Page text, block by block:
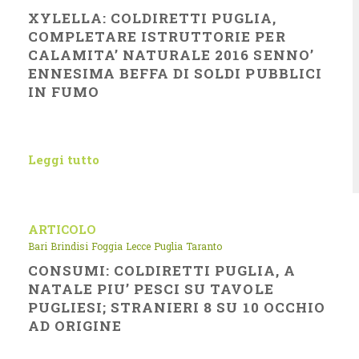
XYLELLA: COLDIRETTI PUGLIA,
COMPLETARE ISTRUTTORIE PER
CALAMITA’ NATURALE 2016 SENNO’
ENNESIMA BEFFA DI SOLDI PUBBLICI
IN FUMO
Leggi tutto
ARTICOLO
Bari Brindisi Foggia Lecce Puglia Taranto
CONSUMI: COLDIRETTI PUGLIA, A
NATALE PIU’ PESCI SU TAVOLE
PUGLIESI; STRANIERI 8 SU 10 OCCHIO
AD ORIGINE